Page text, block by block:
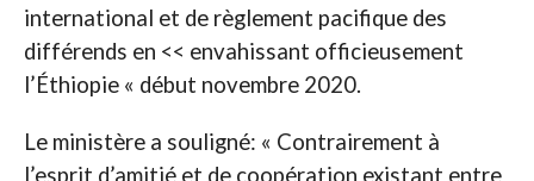
international et de règlement pacifique des
différends en << envahissant officieusement
l’Éthiopie « début novembre 2020.
Le ministère a souligné: « Contrairement à
l’esprit d’amitié et de coopération existant entre